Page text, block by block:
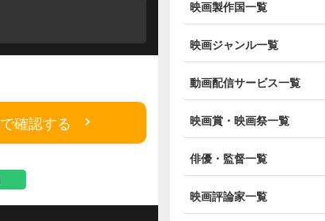
確認する
映画製作国一覧
映画ジャンル一覧
動画配信サービス一覧
映画賞・映画祭一覧
俳優・監督一覧
映画評論家一覧